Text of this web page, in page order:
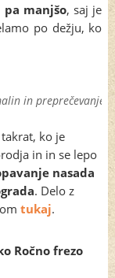
pa manjšo, saj je
po dežju, ko
in preprečevanje
ko je
in in se lepo
nasada
. Delo z
tukaj.
Ročno frezo